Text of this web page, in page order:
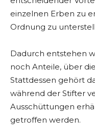
einzelnen Erben zu
Ordnung zu
Dadurch entstehen
noch Anteile, über
Stattdessen gehört
während der Stifter
Ausschüttungen
getroffen werden.